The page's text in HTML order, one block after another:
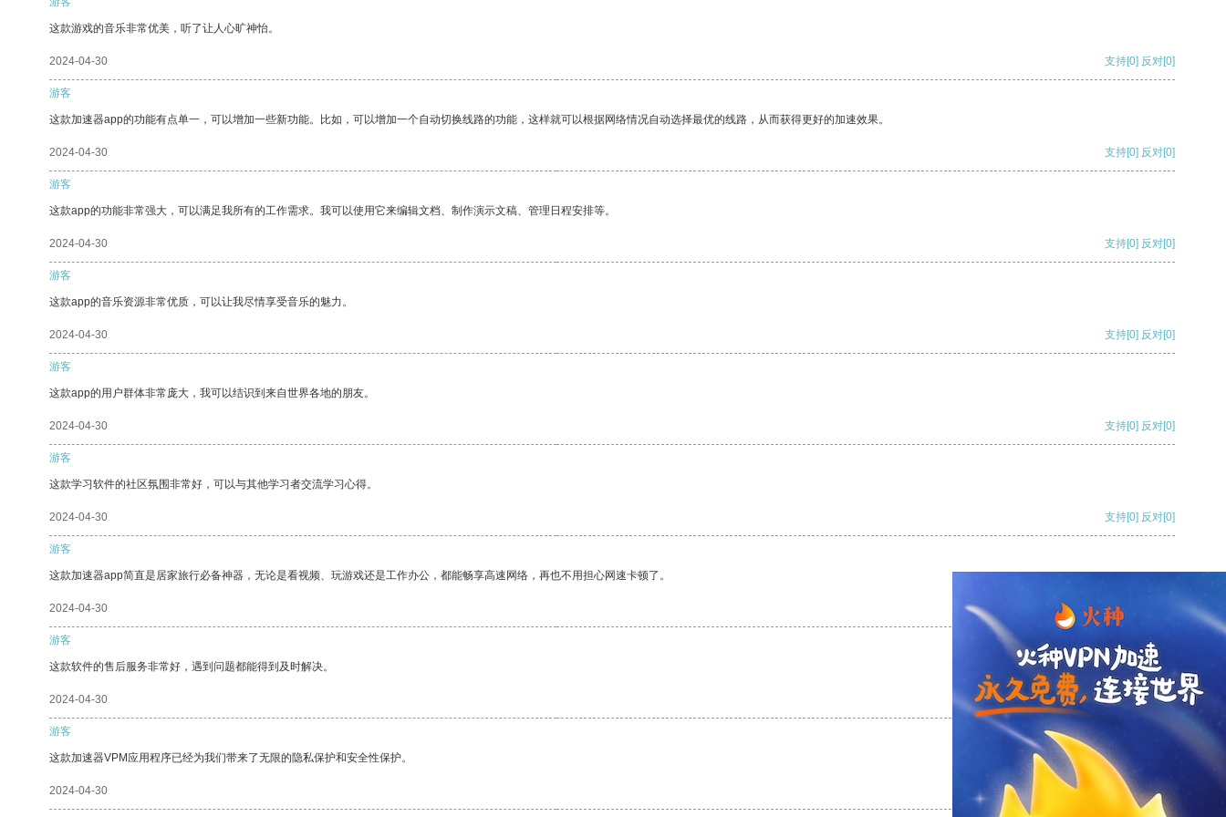
这款游戏的音乐非常优美，听了让人心旷神怡。
2024-04-30 支持[0] 反对[0]
游客
这款加速器app的功能有点单一，可以增加一些新功能。比如，可以增加一个自动切换线路的功能，这样就可以根据网络情况自动选择最优的线路，从而获得更好的加速效果。
2024-04-30 支持[0] 反对[0]
游客
这款app的功能非常强大，可以满足我所有的工作需求。我可以使用它来编辑文档、制作演示文稿、管理日程安排等。
2024-04-30 支持[0] 反对[0]
游客
这款app的音乐资源非常优质，可以让我尽情享受音乐的魅力。
2024-04-30 支持[0] 反对[0]
游客
这款app的用户群体非常庞大，我可以结识到来自世界各地的朋友。
2024-04-30 支持[0] 反对[0]
游客
这款学习软件的社区氛围非常好，可以与其他学习者交流学习心得。
2024-04-30 支持[0] 反对[0]
游客
这款加速器app简直是居家旅行必备神器，无论是看视频、玩游戏还是工作办公，都能畅享高速网络，再也不用担心网速卡顿了。
2024-04-30 支持
游客
这款软件的售后服务非常好，遇到问题都能得到及时解决。
2024-04-30 支持[0] 反对[0]
游客
这款加速器VPM应用程序已经为我们带来了无限的隐私保护和安全性保护。
2024-04-30 支持[0] 反对[0]